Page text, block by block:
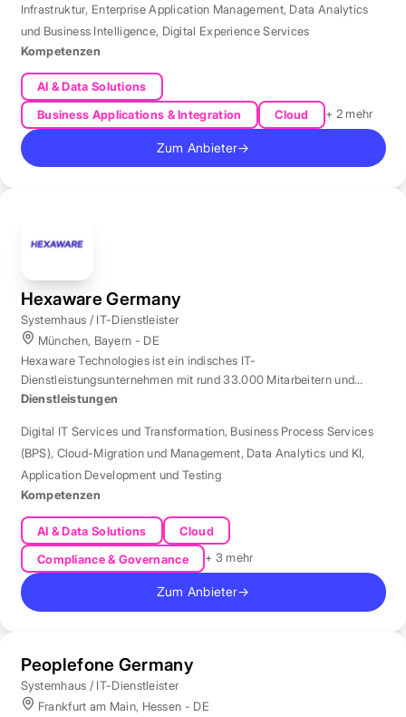
Infrastruktur, Enterprise Application Management, Data Analytics
und Business Intelligence, Digital Experience Services
Kompetenzen
AI & Data Solutions
Business Applications & Integration
Cloud + 2 mehr
Zum Anbieter→
Hexaware Germany
Systemhaus / IT-Dienstleister
München, Bayern - DE
Hexaware Technologies ist ein indisches IT-
Dienstleistungsunternehmen mit rund 33.000 Mitarbeitern und
Standort München für Automatisierung und KI.
Dienstleistungen
Digital IT Services und Transformation, Business Process Services
(BPS), Cloud-Migration und Management, Data Analytics und KI,
Application Development und Testing
Kompetenzen
AI & Data Solutions
Cloud
Compliance & Governance
+ 3 mehr
Zum Anbieter→
Peoplefone Germany
Systemhaus / IT-Dienstleister
Frankfurt am Main, Hessen - DE